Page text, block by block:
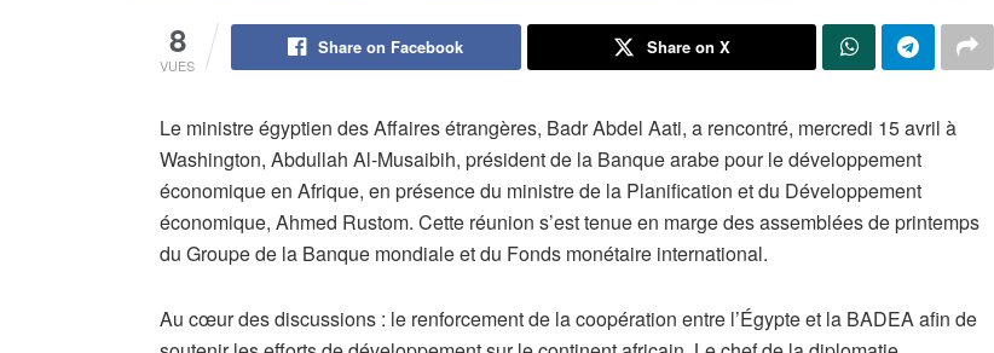
8
VUES
Share on Facebook Share on X
Le ministre égyptien des Affaires étrangères, Badr Abdel Aati, a rencontré, mercredi 15 avril à
Washington, Abdullah Al-Musaibih, président de la Banque arabe pour le développement
économique en Afrique, en présence du ministre de la Planification et du Développement
économique, Ahmed Rustom. Cette réunion s’est tenue en marge des assemblées de printemps
du Groupe de la Banque mondiale et du Fonds monétaire international.
Au cœur des discussions : le renforcement de la coopération entre l’Égypte et la BADEA afin de